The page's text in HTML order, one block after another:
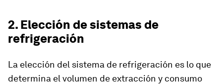
2. Elección de sistemas de
refrigeración
La elección del sistema de refrigeración es lo que
determina el volumen de extracción y consumo